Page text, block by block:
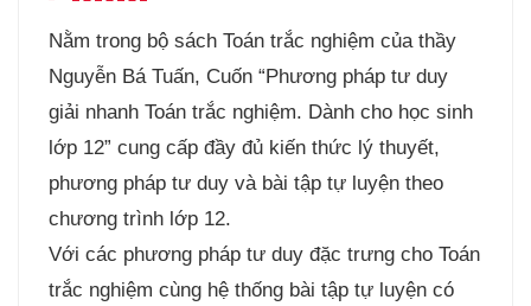
Nằm trong bộ sách Toán trắc nghiệm của thầy
Nguyễn Bá Tuấn, Cuốn “Phương pháp tư duy
giải nhanh Toán trắc nghiệm. Dành cho học sinh
lớp 12” cung cấp đầy đủ kiến thức lý thuyết,
phương pháp tư duy và bài tập tự luyện theo
chương trình lớp 12.
Với các phương pháp tư duy đặc trưng cho Toán
trắc nghiệm cùng hệ thống bài tập tự luyện có